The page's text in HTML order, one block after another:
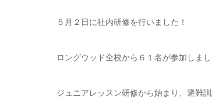
５月２日に社内研修を行いました！
ロングウッド全校から６１名が参加しまし
ジュニアレッスン研修から始まり、避難